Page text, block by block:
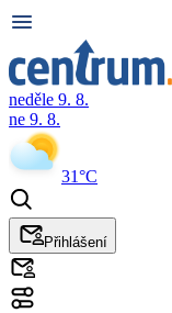
neděle 9. 8.
ne 9. 8.
31°C
Přihlášení